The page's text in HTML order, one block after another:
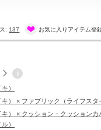
: 137 お気に入りアイテム登
i
）
） × ファブリック（ライフスタ
キ） × クッション・クッションカ
）